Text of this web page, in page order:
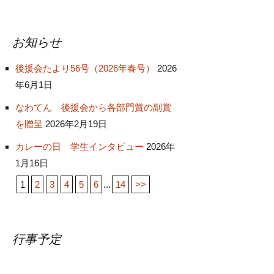
お知らせ
後援会たより56号（2026年春号）
2026
年6月1日
なわてん 後援会から各部門賞の副賞
を贈呈 2026年2月19日
カレーの日 学生インタビュー 2026年
1月16日
1 2 3 4 5 6 ... 14 >>
行事予定